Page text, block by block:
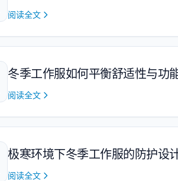
阅读全文
冬季工作服如何平衡舒适性与功
阅读全文
极寒环境下冬季工作服的防护设
阅读全文